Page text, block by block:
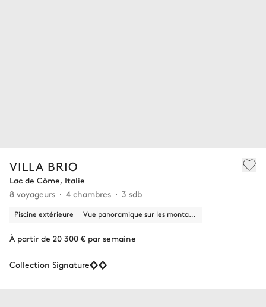
VILLA BRIO
Lac de Côme, Italie
8 voyageurs
4 chambres 3 sdb
Piscine extérieure Vue panoramique sur les montagnes
À partir de 20 300 € par semaine
Collection Signature